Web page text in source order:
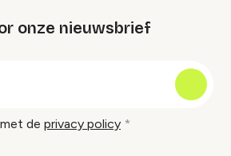
onze nieuwsbrief
de privacy policy